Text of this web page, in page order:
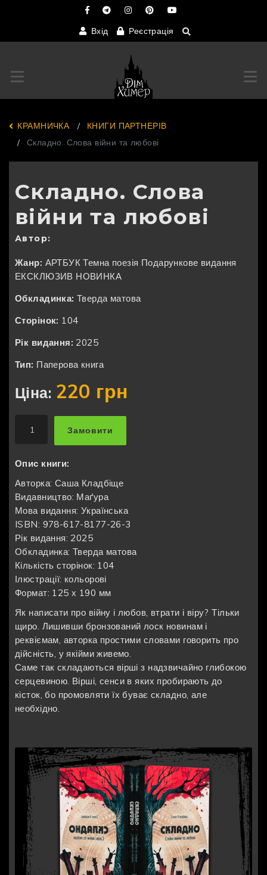
Вхід Реєстрація
Переключити навігацію
КРАМНИЧКА
КНИГИ ПАРТНЕРІВ
Складно. Слова війни та любові
Складно. Слова
війни та любові
Автор:
Жанр: АРТБУК Темна поезія Подарункове видання
ЕКСКЛЮЗИВ НОВИНКА
Обкладинка:Тверда матова
Сторінок: 104
Рік видання: 2025
Тип: Паперова книга
Ціна: 220 грн
Замовити
Опис книги:
Авторка: Саша Кладбіще
Видавництво: Маґура
Мова видання: Українська
ISBN: 978-617-8177-26-3
Рік видання: 2025
Обкладинка: Тверда матова
Кількість сторінок: 104
Ілюстрації: кольорові
Формат: 125 х 190 мм
Як написати про війну і любов, втрати і віру? Тільки
щиро. Лишивши бронзований лоск новинам і
реквіємам, авторка простими словами говорить про
дійсність, у якійми живемо.
Саме так складаються вірші з надзвичайно глибокою
серцевиною. Вірші, сенси в яких пробирають до
кісток, бо промовляти їх буває складно, але
необхідно.